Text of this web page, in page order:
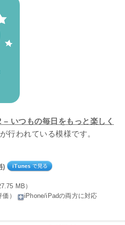
– いつもの毎日をもっと楽しく
行われている模様です。
)
MB）
価） iPhone/iPadの両方に対応